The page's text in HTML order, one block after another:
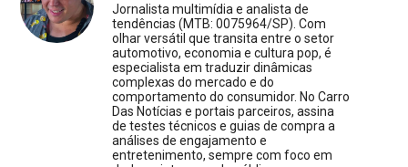
Jornalista multimídia e analista de
tendências (MTB: 0075964/SP). Com
olhar versátil que transita entre o setor
automotivo, economia e cultura pop, é
especialista em traduzir dinâmicas
complexas do mercado e do
comportamento do consumidor. No Carro
Das Notícias e portais parceiros, assina
de testes técnicos e guias de compra a
análises de engajamento e
entretenimento, sempre com foco em